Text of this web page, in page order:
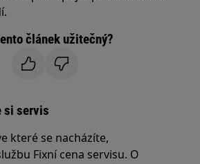
článek užitečný?
si servis
které se nacházíte,
Fixní cena servisu. O